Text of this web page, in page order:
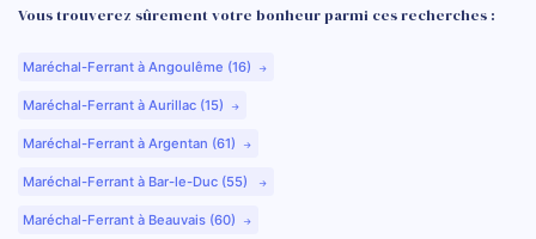
Vous trouverez sûrement votre bonheur parmi ces recherches :
Maréchal-Ferrant à Angoulême (16)
Maréchal-Ferrant à Aurillac (15)
Maréchal-Ferrant à Argentan (61)
Maréchal-Ferrant à Bar-le-Duc (55)
Maréchal-Ferrant à Beauvais (60)